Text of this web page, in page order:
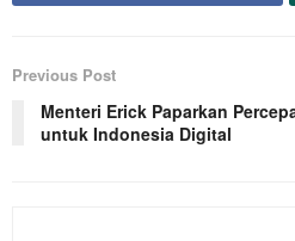
Previous Post
Menteri Erick Paparkan
untuk Indonesia Digital